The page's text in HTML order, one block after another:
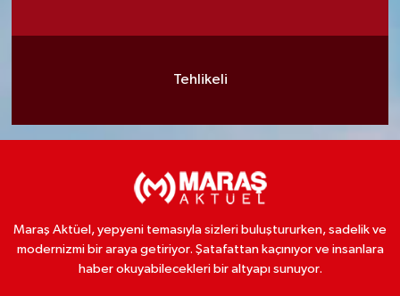
Tehlikeli
Maraş Aktüel, yepyeni temasıyla sizleri buluştururken, sadelik ve
modernizmi bir araya getiriyor. Şatafattan kaçınıyor ve insanlara
haber okuyabilecekleri bir altyapı sunuyor.